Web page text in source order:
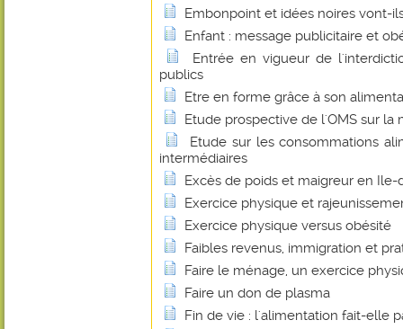
Embonpoint et idées noires vont-
Enfant : message publicitaire et
Entrée en vigueur de
publics
Etre en forme grâce à son
Etude prospective de l'OMS sur la
Etude sur les consommations
intermédiaires
Excès de poids et maigreur en Ile-
Exercice physique et
Exercice physique versus obésité
Faibles revenus, immigration et
Faire le ménage, un exercice
Faire un don de plasma
Fin de vie : l'alimentation fait-elle